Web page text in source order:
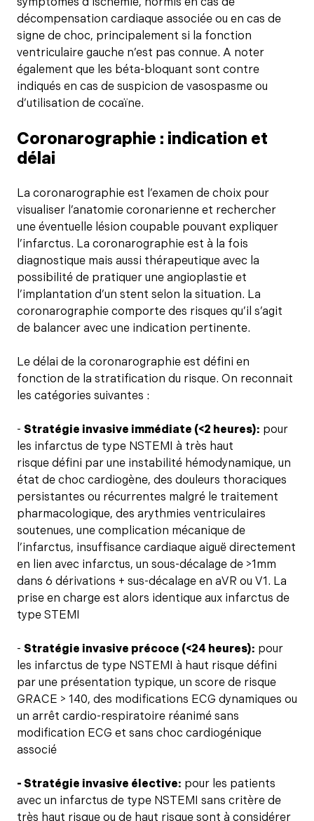
décompensation cardiaque associée ou en cas de
signe de choc, principalement si la fonction
ventriculaire gauche n’est pas connue. A noter
également que les béta-bloquant sont contre
indiqués en cas de suspicion de vasospasme ou
d’utilisation de cocaïne.
Coronarographie : indication et
délai
La coronarographie est l’examen de choix pour
visualiser l’anatomie coronarienne et rechercher
une éventuelle lésion coupable pouvant expliquer
l’infarctus. La coronarographie est à la fois
diagnostique mais aussi thérapeutique avec la
possibilité de pratiquer une angioplastie et
l’implantation d’un stent selon la situation. La
coronarographie comporte des risques qu’il s’agit
de balancer avec une indication pertinente.
Le délai de la coronarographie est défini en
fonction de la stratification du risque. On reconnait
les catégories suivantes :
- Stratégie invasive immédiate (<2 heures): pour
les infarctus de type NSTEMI à très haut
risque défini par une instabilité hémodynamique, un
état de choc cardiogène, des douleurs thoraciques
persistantes ou récurrentes malgré le traitement
pharmacologique, des arythmies ventriculaires
soutenues, une complication mécanique de
l’infarctus, insuffisance cardiaque aiguë directement
en lien avec infarctus, un sous-décalage de >1mm
dans 6 dérivations + sus-décalage en aVR ou V1. La
prise en charge est alors identique aux infarctus de
type STEMI
- Stratégie invasive précoce (<24 heures): pour
les infarctus de type NSTEMI à haut risque défini
par une présentation typique, un score de risque
GRACE > 140, des modifications ECG dynamiques ou
un arrêt cardio-respiratoire réanimé sans
modification ECG et sans choc cardiogénique
associé
- Stratégie invasive élective: pour les patients
avec un infarctus de type NSTEMI sans critère de
très haut risque ou de haut risque sont à considérer